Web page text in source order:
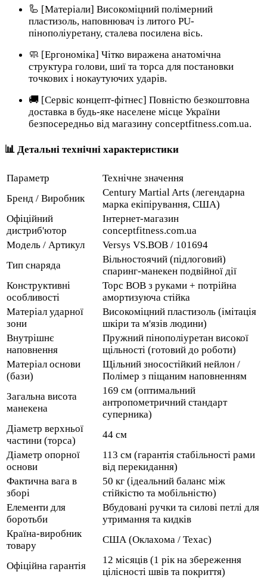
🦾 [Матеріали] Високоміцний полімерний
пластизоль, наповнювач із литого PU-
пінополіуретану, сталева посилена вісь.
🧼 [Ергономіка] Чітко виражена анатомічна
структура голови, шиї та торса для постановки
точкових і нокаутуючих ударів.
🚚 [Сервіс концепт-фітнес] Повністю безкоштовна
доставка в будь-яке населене місце України
безпосередньо від магазину conceptfitness.com.ua.
📊 Детальні технічні характеристики
Параметр
Технічне значення
Бренд / Виробник
Century Martial Arts (легендарна
марка екіпірування, США)
Офіційний
дистриб'ютор
Інтернет-магазин
conceptfitness.com.ua
Модель / Артикул
Versys VS.BOB / 101694
Тип снаряда
Вільностоячий (підлоговий)
спаринг-манекен подвійної дії
Конструктивні
особливості
Торс BOB з руками + потрійна
амортизуюча стійка
Матеріал ударної
зони
Високоміцний пластизоль (імітація
шкіри та м'язів людини)
Внутрішнє
наповнення
Пружний пінополіуретан високої
щільності (готовий до роботи)
Матеріал основи
(бази)
Щільний зносостійкий нейлон /
Полімер з піщаним наповненням
Загальна висота
манекена
169 см (оптимальний
антропометричний стандарт
суперника)
Діаметр верхньої
частини (торса)
44 см
Діаметр опорної
основи
113 см (гарантія стабільності рами
від перекидання)
Фактична вага в
зборі
50 кг (ідеальний баланс між
стійкістю та мобільністю)
Елементи для
боротьби
Вбудовані ручки та силові петлі для
утримання та кидків
Країна-виробник
товару
США (Оклахома / Техас)
Офіційна гарантія
12 місяців (1 рік на збереження
цілісності швів та покриття)